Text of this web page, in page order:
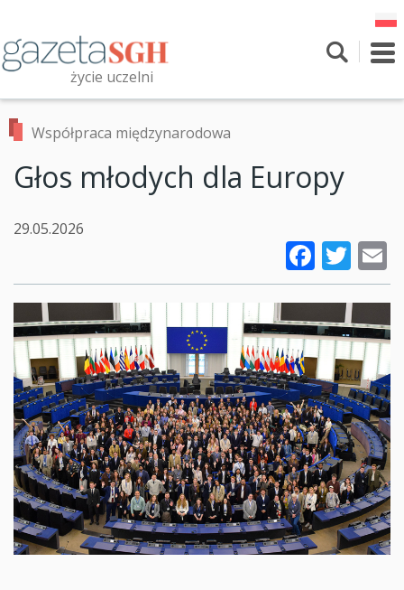
treści
życie uczelni
Przeszukaj witrynę
Współpraca międzynarodowa
Głos młodych dla Europy
29.05.2026